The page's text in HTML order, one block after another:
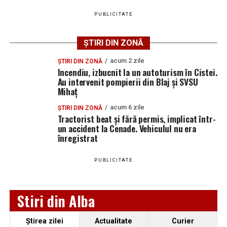
Cupei României: duel cu Sănătatea Cluj
Servicii noi pentru seniorii din Blaj: se inaugurează
Centrul de asistență și recuperare cu echipă mobilă
de îngrijire la domiciliu
PUBLICITATE
ȘTIRI DIN ZONĂ
ȘTIRI DIN ZONĂ acum 2 zile
Incendiu, izbucnit la un autoturism în Cistei.
Au intervenit pompierii din Blaj și SVSU
Mihaț
ȘTIRI DIN ZONĂ acum 6 zile
Tractorist beat și fără permis, implicat într-
un accident la Cenade. Vehiculul nu era
înregistrat
PUBLICITATE
Stiri din Alba
Ştirea zilei Actualitate Curier